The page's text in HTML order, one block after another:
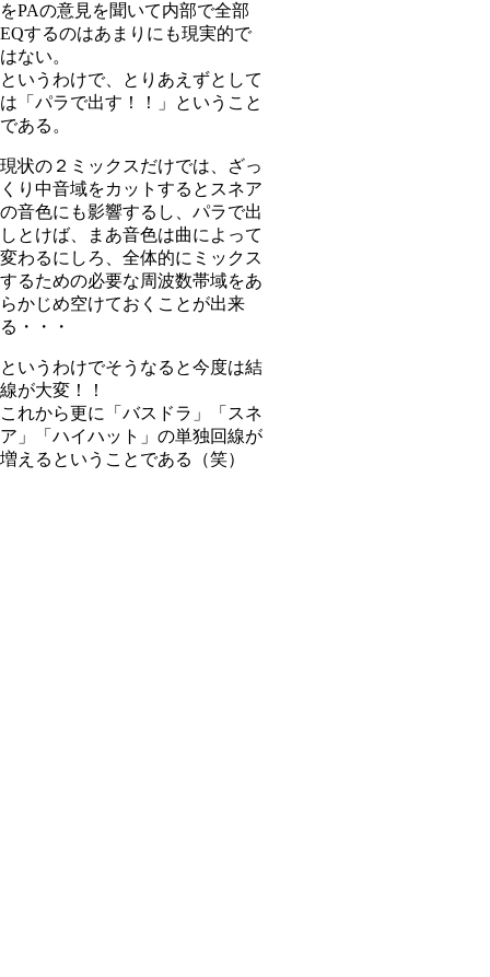
をPAの意見を聞いて内部で全部
EQするのはあまりにも現実的で
はない。
というわけで、とりあえずとして
は「パラで出す！！」ということ
である。
現状の２ミックスだけでは、ざっ
くり中音域をカットするとスネア
の音色にも影響するし、パラで出
しとけば、まあ音色は曲によって
変わるにしろ、全体的にミックス
するための必要な周波数帯域をあ
らかじめ空けておくことが出来
る・・・
というわけでそうなると今度は結
線が大変！！
これから更に「バスドラ」「スネ
ア」「ハイハット」の単独回線が
増えるということである（笑）